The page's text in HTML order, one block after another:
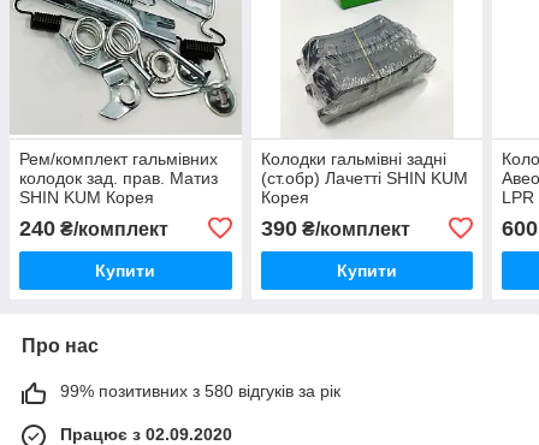
Рем/комплект гальмівних
колодок зад. прав. Матиз
SHIN KUM Корея
240 ₴/комплект
Купити
Колодки гальмівні задні
(ст.обр) Лачетті SHIN KUM
Корея
390₴/комплект
Купити
LPR
600
Про нас
99% позитивних з 580 відгуків за рік
Працює з 02.09.2020